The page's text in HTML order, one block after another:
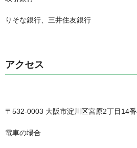
りそな銀行、三井住友銀行
アクセス
〒532-0003 大阪市淀川区宮原2丁目14
電車の場合